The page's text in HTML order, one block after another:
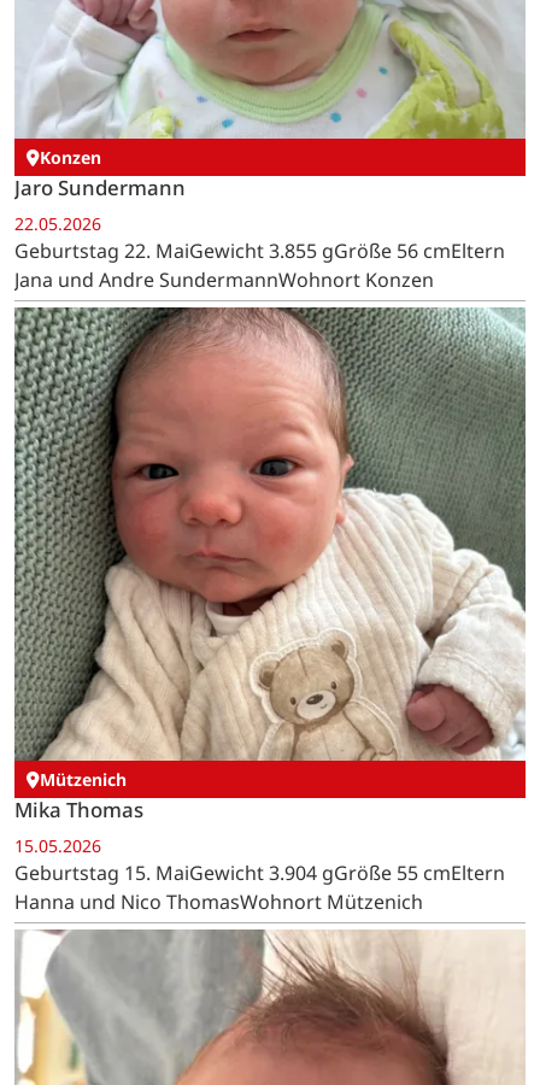
Konzen
Jaro Sundermann
22.05.2026
Geburtstag 22. MaiGewicht 3.855 gGröße 56 cmEltern
Jana und Andre SundermannWohnort Konzen
Mützenich
Mika Thomas
15.05.2026
Geburtstag 15. MaiGewicht 3.904 gGröße 55 cmEltern
Hanna und Nico ThomasWohnort Mützenich